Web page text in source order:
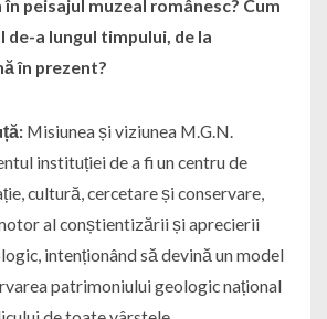
peisajul muzeal românesc? Cum
de-a lungul timpului, de la
în prezent?
Misiunea și viziunea M.G.N.
instituției de a fi un centru de
cultură, cercetare și conservare,
al conștientizării și aprecierii
intenționând să devină un model
patrimoniului geologic național